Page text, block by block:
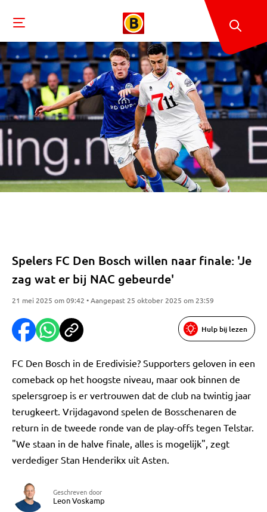
Spelers FC Den Bosch willen naar finale: 'Je
zag wat er bij NAC gebeurde'
21 mei 2025 om 09:42 • Aangepast 25 oktober 2025 om 23:59
Hulp bij lezen
FC Den Bosch in de Eredivisie? Supporters geloven in een
comeback op het hoogste niveau, maar ook binnen de
spelersgroep is er vertrouwen dat de club na twintig jaar
terugkeert. Vrijdagavond spelen de Bosschenaren de
return in de tweede ronde van de play-offs tegen Telstar.
"We staan in de halve finale, alles is mogelijk", zegt
verdediger Stan Henderikx uit Asten.
Geschreven door
Leon Voskamp